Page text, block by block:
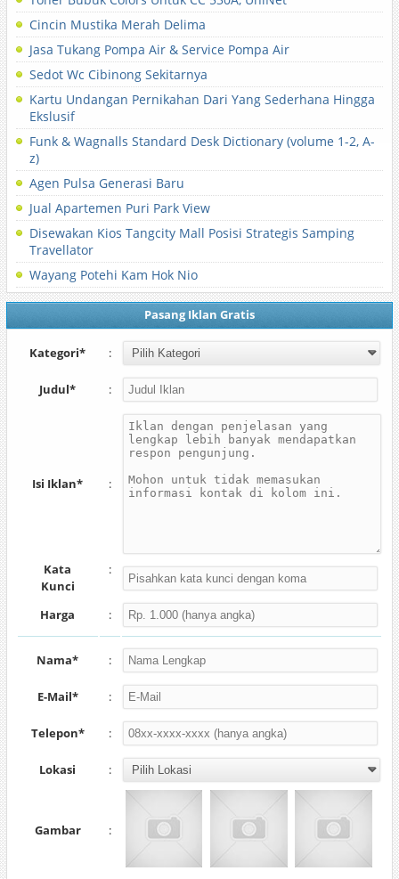
Cincin Mustika Merah Delima
Jasa Tukang Pompa Air & Service Pompa Air
Sedot Wc Cibinong Sekitarnya
Kartu Undangan Pernikahan Dari Yang Sederhana Hingga
Ekslusif
Funk & Wagnalls Standard Desk Dictionary (volume 1-2, A-
z)
Agen Pulsa Generasi Baru
Jual Apartemen Puri Park View
Disewakan Kios Tangcity Mall Posisi Strategis Samping
Travellator
Wayang Potehi Kam Hok Nio
Pasang Iklan Gratis
Kategori* :
Judul* :
Isi Iklan* :
Kata
Kunci
:
Harga :
Nama* :
E-Mail* :
Telepon* :
Lokasi :
Gambar :